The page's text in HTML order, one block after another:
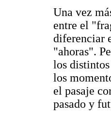
Una vez
entre el
diferenciar
"ahoras".
los
los
el pasaje
pasado y